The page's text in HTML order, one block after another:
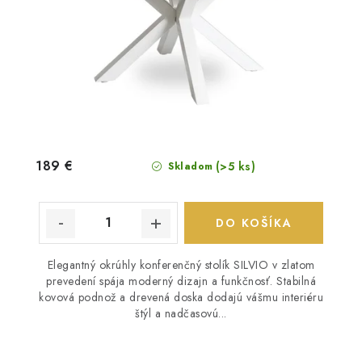
Skladom (>5 ks)
189 €
DO KOŠÍKA
Elegantný okrúhly konferenčný stolík SILVIO v zlatom
prevedení spája moderný dizajn a funkčnosť. Stabilná
kovová podnož a drevená doska dodajú vášmu interiéru
štýl a nadčasovú...